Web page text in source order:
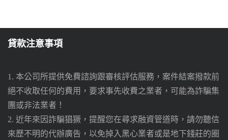
貸款注意事項
1. 本公司所提供免費諮詢跟審核評估服務，案件結案撥款前
絕不收取任何的費用，要求事先收費之業者，可能為詐騙集
團或非法業者！
2. 近年來因詐騙猖獗，提醒您在尋求融資管道時，請勿聽信
來歷不明的代辦廣告，以免掉入黑心業者或是地下錢莊的圈